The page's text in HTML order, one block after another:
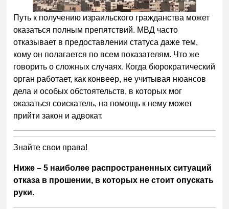
Путь к получению израильского гражданства может
оказаться полным препятствий. МВД часто
отказывает в предоставлении статуса даже тем,
кому он полагается по всем показателям. Что же
говорить о сложных случаях. Когда бюрократический
орган работает, как конвеер, не учитывая нюансов
дела и особых обстоятельств, в которых мог
оказаться соискатель, на помощь к нему может
прийти закон и адвокат.
Знайте свои права!
Ниже – 5 наиболее распространенных ситуаций
отказа в прошении, в которых не стоит опускать
руки.